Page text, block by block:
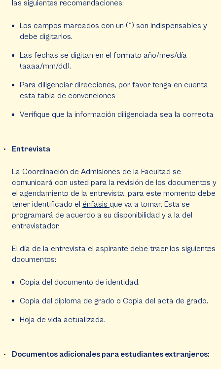
las siguientes recomendaciones:
Los campos marcados con un (*) son indispensables y
debe digitarlos.
Las fechas se digitan en el formato año/mes/día
(aaaa/mm/dd).
Para diligenciar direcciones, por favor tenga en cuenta
esta tabla de convenciones
Verifique que la información diligenciada sea la correcta
Entrevista
La Coordinación de Admisiones de la Facultad se
comunicará con usted para la revisión de los documentos y
el agendamiento de la entrevista, para este momento debe
tener identificado el énfasis que va a tomar. Esta se
programará de acuerdo a su disponibilidad y a la del
entrevistador.
El día de la entrevista el aspirante debe traer los siguientes
documentos:
Copia del documento de identidad.
Copia del diploma de grado o Copia del acta de grado.
Hoja de vida actualizada.
Documentos adicionales para estudiantes extranjeros: